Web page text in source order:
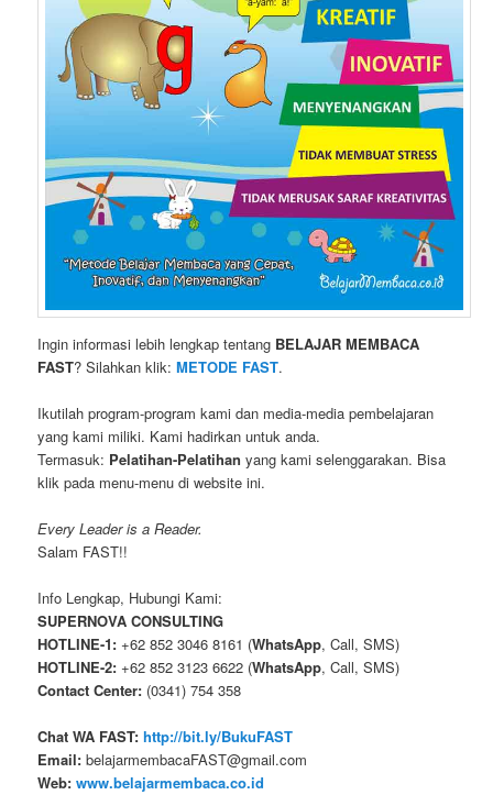
Ingin informasi lebih lengkap tentang BELAJAR MEMBACA
FAST? Silahkan klik:METODE FAST.
Ikutilah program-program kami dan media-media pembelajaran
yang kami miliki. Kami hadirkan untuk anda.
Termasuk: Pelatihan-Pelatihan yang kami selenggarakan. Bisa
klik pada menu-menu di website ini.
Every Leader is a Reader.
Salam FAST!!
Info Lengkap, Hubungi Kami:
SUPERNOVA CONSULTING
HOTLINE-1: +62 852 3046 8161 (WhatsApp, Call, SMS)
HOTLINE-2: +62 852 3123 6622 (WhatsApp, Call, SMS)
Contact Center: (0341) 754 358
Chat WA FAST: http://bit.ly/BukuFAST
Email: belajarmembacaFAST@gmail.com
Web: www.belajarmembaca.co.id